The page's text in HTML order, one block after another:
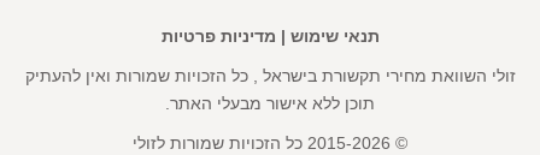
תנאי שימוש | מדיניות פרטיות
זולי השוואת מחירי תקשורת בישראל , כל הזכויות שמורות ואין להעתיק
תוכן ללא אישור מבעלי האתר.
© 2015-2026 כל הזכויות שמורות לזולי